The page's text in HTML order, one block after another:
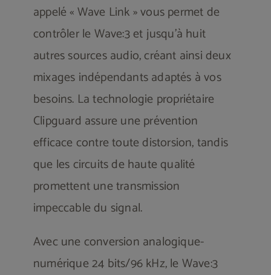
appelé « Wave Link » vous permet de
contrôler le Wave:3 et jusqu’à huit
autres sources audio, créant ainsi deux
mixages indépendants adaptés à vos
besoins. La technologie propriétaire
Clipguard assure une prévention
efficace contre toute distorsion, tandis
que les circuits de haute qualité
promettent une transmission
impeccable du signal.
Avec une conversion analogique-
numérique 24 bits/96 kHz, le Wave:3